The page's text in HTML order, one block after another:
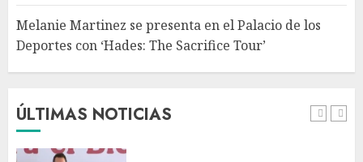
Melanie Martinez se presenta en el Palacio de los
Deportes con ‘Hades: The Sacrifice Tour’
ÚLTIMAS NOTICIAS
1
Lionel, a los 68 años en Rosario